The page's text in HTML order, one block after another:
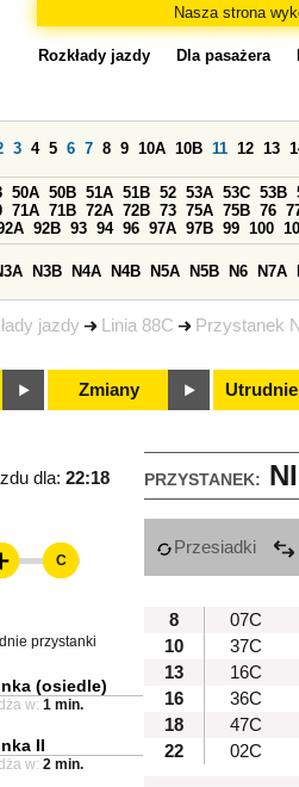
Nasza strona
jazdy Linia 88C Przystanek
Rozkłady jazdy Dla pasażera
3 4 5 6 7 8 9 10A 10B 11 12 13
50A 50B 51A 51B 52 53A 53C 53B
71A 71B 72A 72B 73 75A 75B 76
92B 93 94 96 97A 97B 99 100
N3B N4A N4B N5A N5B N6 N7A
Zmiany
PRZYSTANEK:
dla: 22:18
Przesiadki
8
07C
10
37C
13
16C
16
36C
18
47C
22
02C
C
przystanki
(osiedle)
w: 1 min.
II
w: 2 min.